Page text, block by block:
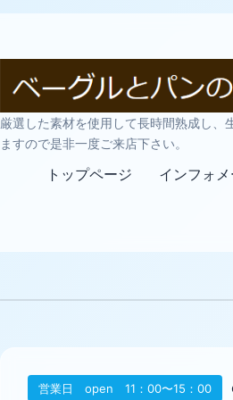
厳選した素材を使用して長時間熟成し
ますので是非一度ご来店下さい。
トップページ インフォ
営業日 open 11：00〜15：00